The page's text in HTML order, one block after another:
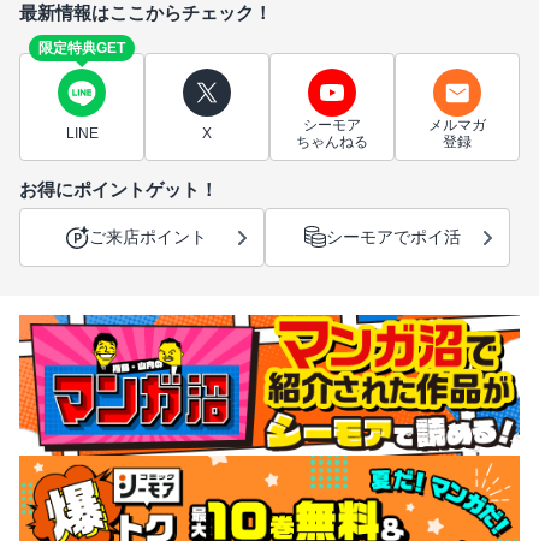
最新情報はここからチェック！
限定特典GET
LINE X
シーモア
ちゃんねる
メルマガ
登録
お得にポイントゲット！
ご来店ポイント シーモアでポイ活